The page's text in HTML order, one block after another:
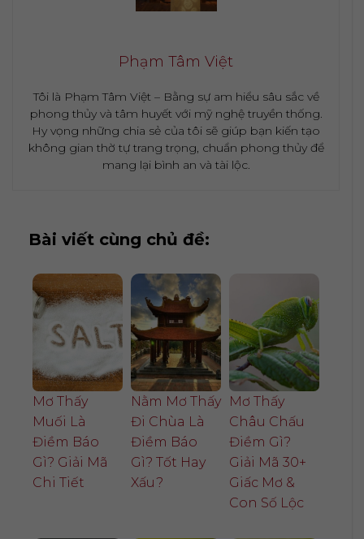
Phạm Tâm Việt
Tôi là Phạm Tâm Việt – Bằng sự am hiểu sâu sắc về
phong thủy và tâm huyết với mỹ nghệ truyền thống.
Hy vọng những chia sẻ của tôi sẽ giúp bạn kiến tạo
không gian thờ tự trang trọng, chuẩn phong thủy để
mang lại bình an và tài lộc.
Bài viết cùng chủ đề:
Mơ Thấy
Muối Là
Điềm Báo
Gì? Giải Mã
Chi Tiết
Nằm Mơ Thấy
Đi Chùa Là
Điềm Báo
Gì? Tốt Hay
Xấu?
Mơ Thấy
Châu Chấu
Điềm Gì?
Giải Mã 30+
Giấc Mơ &
Con Số Lộc